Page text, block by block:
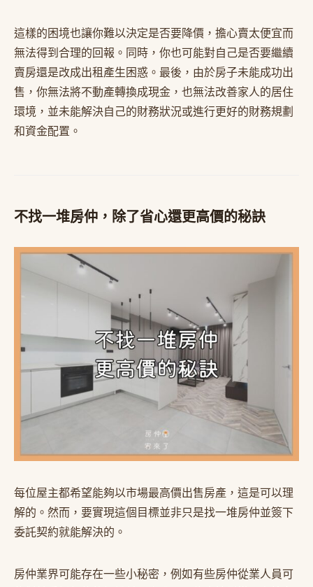
這樣的困境也讓你難以決定是否要降價，擔心賣太便宜而
無法得到合理的回報。同時，你也可能對自己是否要繼續
賣房還是改成出租產生困惑。最後，由於房子未能成功出
售，你無法將不動產轉換成現金，也無法改善家人的居住
環境，並未能解決自己的財務狀況或進行更好的財務規劃
和資金配置。
不找一堆房仲，除了省心還更高價的秘訣
每位屋主都希望能夠以市場最高價出售房產，這是可以理
解的。然而，要實現這個目標並非只是找一堆房仲並簽下
委託契約就能解決的。
房仲業界可能存在一些小秘密，例如有些房仲從業人員可